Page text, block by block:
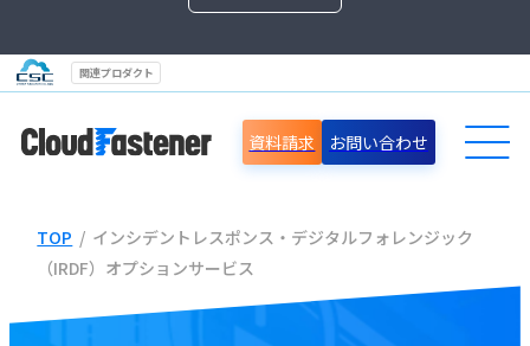
関連プロダクト
導入事例
セミナー情報
資料請求 お問い合わせ
TOP / インシデントレスポンス・デジタルフォレンジック
（IRDF）オプションサービス